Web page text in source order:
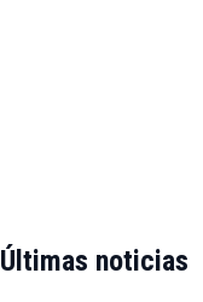
Últimas noticias